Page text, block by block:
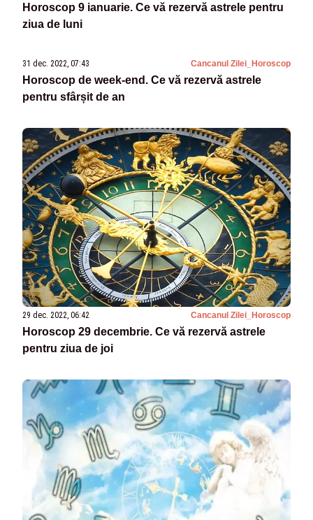
Horoscop 9 ianuarie. Ce vă rezervă astrele pentru
ziua de luni
31 dec. 2022, 07:43 Cancanul Zilei_Horoscop
Horoscop de week-end. Ce vă rezervă astrele
pentru sfârșit de an
29 dec. 2022, 06:42 Cancanul Zilei_Horoscop
Horoscop 29 decembrie. Ce vă rezervă astrele
pentru ziua de joi